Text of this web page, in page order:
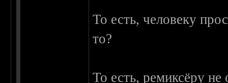
То есть, человеку
то?
То есть, ремиксёру не